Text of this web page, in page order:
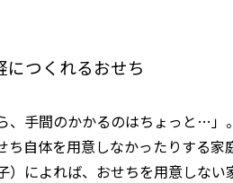
つくれるおせち
、手間のかかるのはちょっと…
ち自体を用意しなかったりする家
）によれば、おせちを用意しな